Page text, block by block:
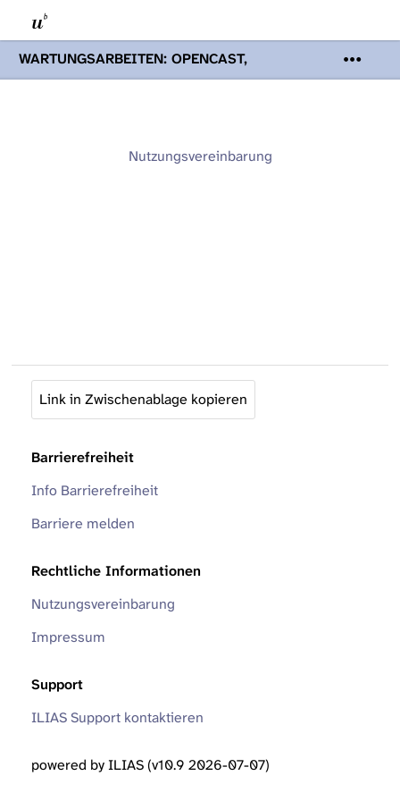
WARTUNGSARBEITEN: OPENCAST,
PODCASTS & TOBIRA
Mi 19. August
Opencast-Videos und Tobira nicht zur
Nutzungsvereinbarung
Link in Zwischenablage kopieren
Barrierefreiheit
Info Barrierefreiheit
Barriere melden
Rechtliche Informationen
Nutzungsvereinbarung
Impressum
Support
ILIAS Support kontaktieren
powered by ILIAS (v10.9 2026-07-07)